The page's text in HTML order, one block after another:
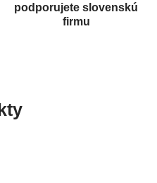
podporujete slovenskú
firmu